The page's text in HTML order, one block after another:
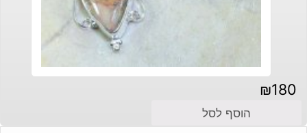
₪180
הוסף לסל